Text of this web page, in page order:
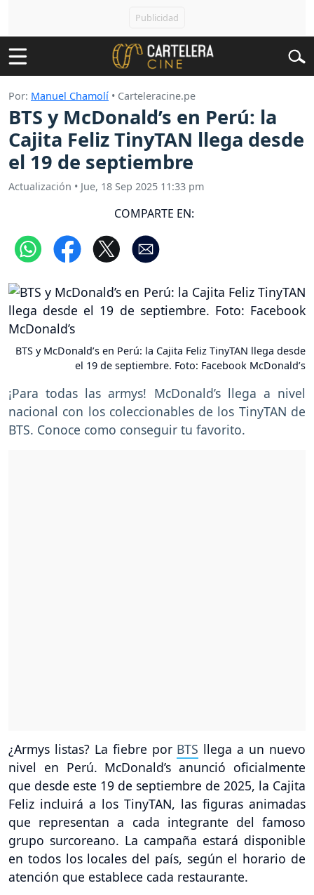
Por: Manuel Chamolí • Carteleracine.pe
BTS y McDonald’s en Perú: la
Cajita Feliz TinyTAN llega desde
el 19 de septiembre
Actualización • Jue, 18 Sep 2025 11:33 pm
COMPARTE EN:
BTS y McDonald’s en Perú: la Cajita Feliz TinyTAN llega desde
el 19 de septiembre. Foto: Facebook McDonald’s
¡Para todas las armys! McDonald’s llega a nivel
nacional con los coleccionables de los TinyTAN de
BTS. Conoce como conseguir tu favorito.
¿Armys listas? La fiebre por BTS llega a un nuevo
nivel en Perú. McDonald’s anunció oficialmente
que desde este 19 de septiembre de 2025, la Cajita
Feliz incluirá a los TinyTAN, las figuras animadas
que representan a cada integrante del famoso
grupo surcoreano. La campaña estará disponible
en todos los locales del país, según el horario de
atención que establece cada restaurante.